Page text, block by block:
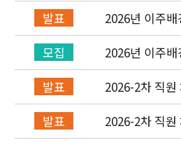
발표
2026년 이주
교육지원사업
표
모집
2026년 이주
교육지원 사업
발표
2026-2차 직
자 발표 및 적
발표
2026-2차 직
자 발표 및 면